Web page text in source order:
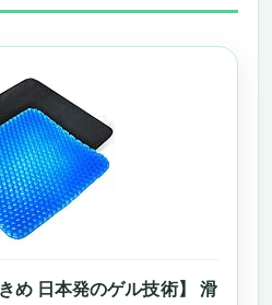
め 日本発のゲル技術】 滑